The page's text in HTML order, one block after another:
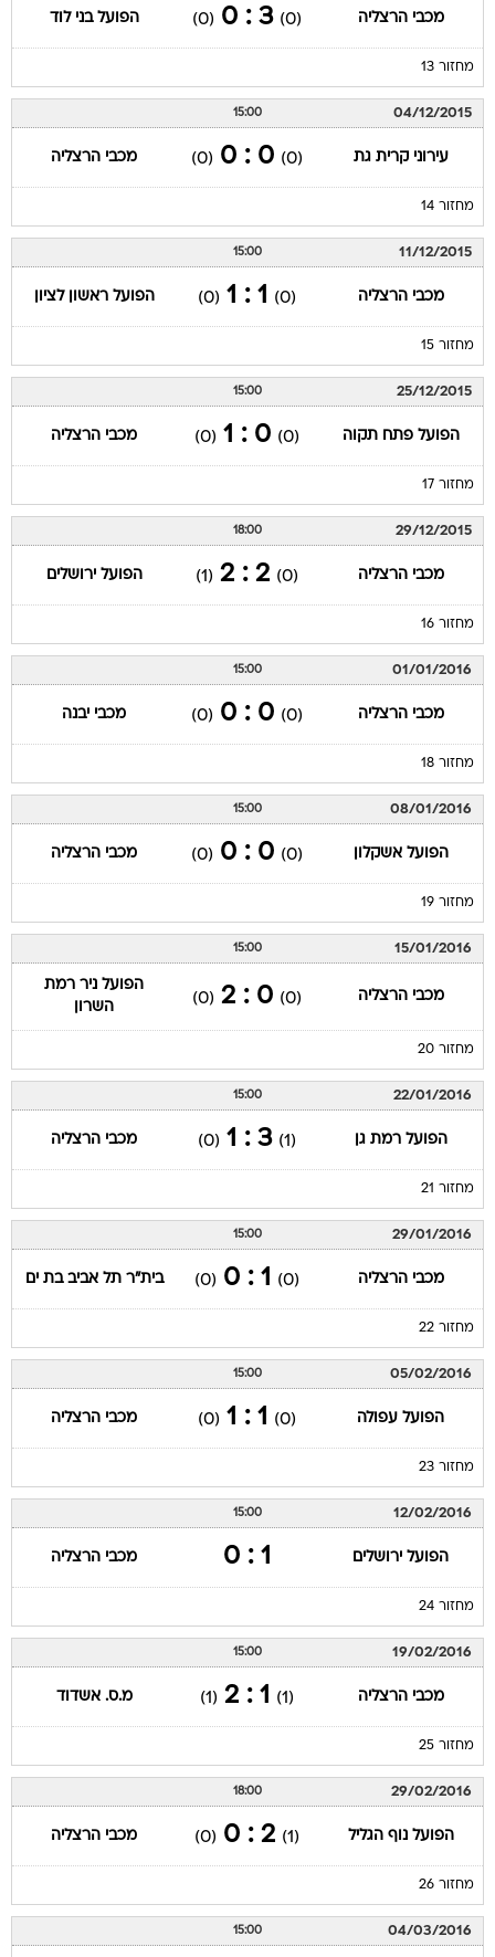
מכבי הרצליה (0)
3 : 0
(0) הפועל בני לוד
מחזור 13
04/12/2015
15:00
עירוני קרית גת (0)
0 : 0
(0) מכבי הרצליה
מחזור 14
11/12/2015
15:00
מכבי הרצליה (0)
1 : 1
(0) הפועל ראשון לציון
מחזור 15
25/12/2015
15:00
הפועל פתח תקוה (0)
0 : 1
(0) מכבי הרצליה
מחזור 17
29/12/2015
18:00
מכבי הרצליה (0)
2 : 2
(1) הפועל ירושלים
מחזור 16
01/01/2016
15:00
מכבי הרצליה (0)
0 : 0
(0) מכבי יבנה
מחזור 18
08/01/2016
15:00
הפועל אשקלון (0)
0 : 0
(0) מכבי הרצליה
מחזור 19
15/01/2016
15:00
מכבי הרצליה (0)
0 : 2
(0)
הפועל ניר רמת
השרון
מחזור 20
22/01/2016
15:00
הפועל רמת גן (1)
3 : 1
(0) מכבי הרצליה
מחזור 21
29/01/2016
15:00
מכבי הרצליה (0)
1 : 0
(0) בית"ר תל אביב בת ים
מחזור 22
05/02/2016
15:00
הפועל עפולה (0)
1 : 1
(0) מכבי הרצליה
מחזור 23
12/02/2016
15:00
הפועל ירושלים 1 : 0 מכבי הרצליה
מחזור 24
19/02/2016
15:00
מכבי הרצליה (1)
1 : 2
(1) מ.ס. אשדוד
מחזור 25
29/02/2016
18:00
הפועל נוף הגליל (1)
2 : 0
(0) מכבי הרצליה
מחזור 26
04/03/2016
15:00